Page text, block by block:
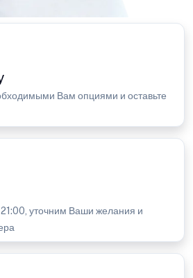
Вам опциями и оставьте
уточним Ваши желания и